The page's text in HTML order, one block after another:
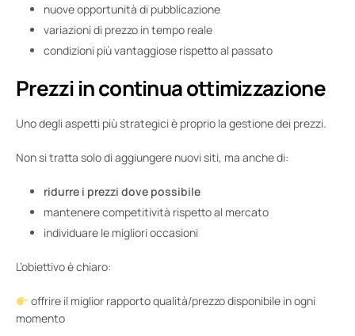
nuove opportunità di pubblicazione
variazioni di prezzo in tempo reale
condizioni più vantaggiose rispetto al passato
Prezzi in continua ottimizzazione
Uno degli aspetti più strategici è proprio la gestione dei prezzi.
Non si tratta solo di aggiungere nuovi siti, ma anche di:
ridurre i prezzi dove possibile
mantenere competitività rispetto al mercato
individuare le migliori occasioni
L’obiettivo è chiaro:
offrire il miglior rapporto qualità/prezzo disponibile in ogni
momento